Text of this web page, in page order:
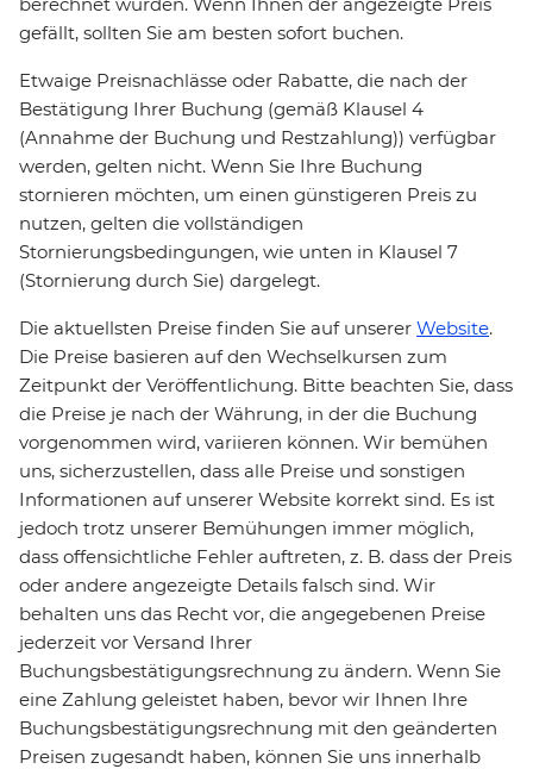
gefällt, sollten Sie am besten sofort buchen.
Etwaige Preisnachlässe oder Rabatte, die nach der
Bestätigung Ihrer Buchung (gemäß Klausel 4
(Annahme der Buchung und Restzahlung)) verfügbar
werden, gelten nicht. Wenn Sie Ihre Buchung
stornieren möchten, um einen günstigeren Preis zu
nutzen, gelten die vollständigen
Stornierungsbedingungen, wie unten in Klausel 7
(Stornierung durch Sie) dargelegt.
Die aktuellsten Preise finden Sie auf unserer Website.
Die Preise basieren auf den Wechselkursen zum
Zeitpunkt der Veröffentlichung. Bitte beachten Sie, dass
die Preise je nach der Währung, in der die Buchung
vorgenommen wird, variieren können. Wir bemühen
uns, sicherzustellen, dass alle Preise und sonstigen
Informationen auf unserer Website korrekt sind. Es ist
jedoch trotz unserer Bemühungen immer möglich,
dass offensichtliche Fehler auftreten, z. B. dass der Preis
oder andere angezeigte Details falsch sind. Wir
behalten uns das Recht vor, die angegebenen Preise
jederzeit vor Versand Ihrer
Buchungsbestätigungsrechnung zu ändern. Wenn Sie
eine Zahlung geleistet haben, bevor wir Ihnen Ihre
Buchungsbestätigungsrechnung mit den geänderten
Preisen zugesandt haben, können Sie uns innerhalb